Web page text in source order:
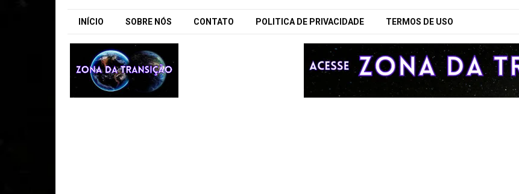
INÍCIO SOBRE NÓS CONTATO POLITICA DE PRIVACIDADE TERMOS DE USO